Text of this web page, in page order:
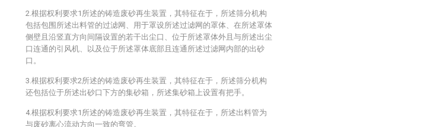
2.根据权利要求1所述的铸造废砂再生装置，其特征在于，所述筛分机构
包括包围所述出料管的过滤网、用于罩设所述过滤网的罩体、在所述罩体
侧壁且沿竖直方向间隔设置的若干出尘口、位于所述罩体外且与所述出尘
口连通的引风机、以及位于所述罩体底部且连通所述过滤网内部的出砂
口。
3.根据权利要求2所述的铸造废砂再生装置，其特征在于，所述筛分机构
还包括位于所述出砂口下方的集砂箱，所述集砂箱上设置有把手。
4.根据权利要求1所述的铸造废砂再生装置，其特征在于，所述出料管为
与废砂离心流动方向一致的弯管。